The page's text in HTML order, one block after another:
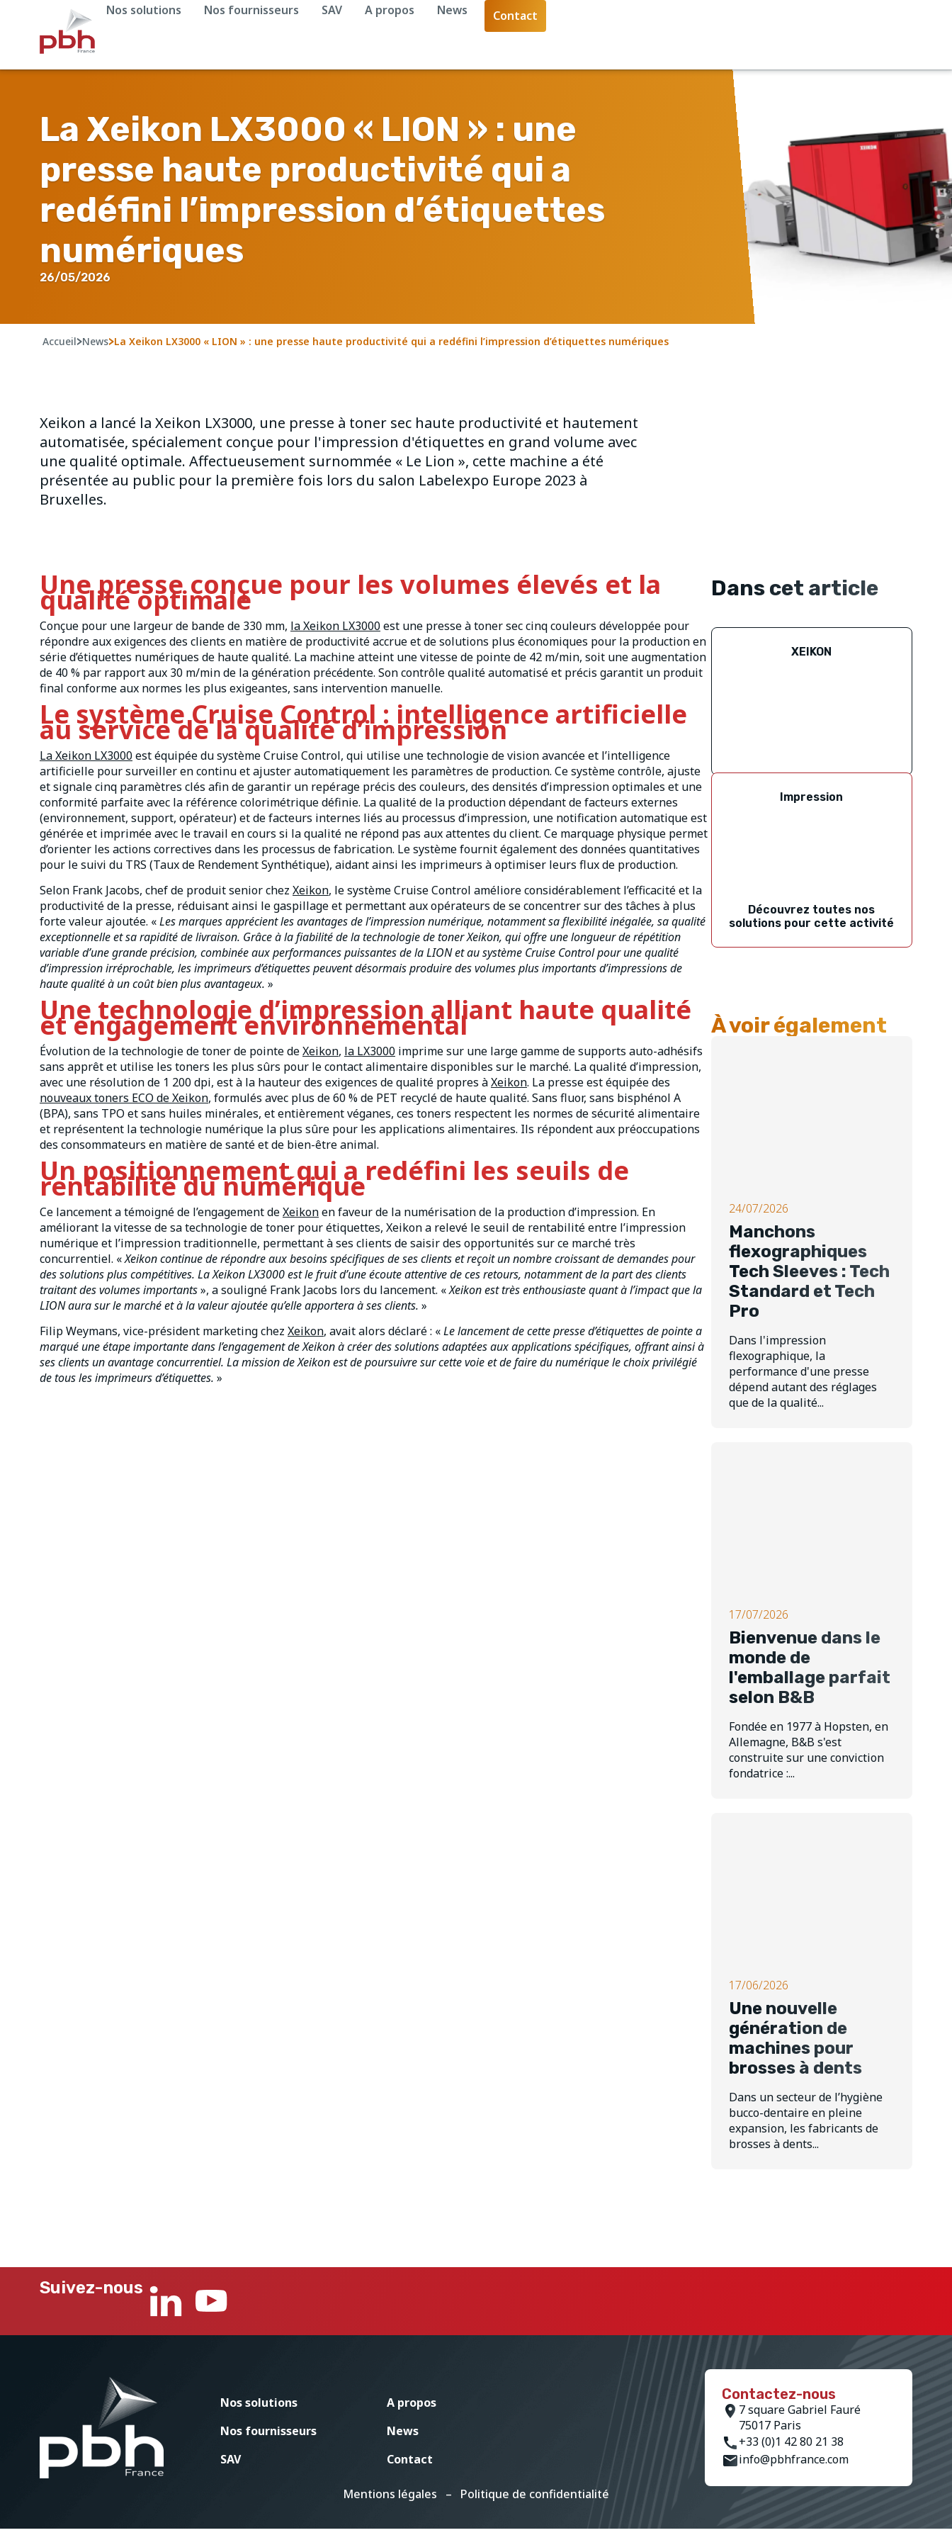
Nos solutions Nos fournisseurs SAV A propos News Contact
La Xeikon LX3000 « LION » : une
presse haute productivité qui a
redéfini l’impression d’étiquettes
numériques
26/05/2026
Accueil>News>La Xeikon LX3000 « LION » : une presse haute productivité qui a redéfini l’impression d’étiquettes numériques
Xeikon a lancé la Xeikon LX3000, une presse à toner sec haute productivité et hautement
automatisée, spécialement conçue pour l'impression d'étiquettes en grand volume avec
une qualité optimale. Affectueusement surnommée « Le Lion », cette machine a été
présentée au public pour la première fois lors du salon Labelexpo Europe 2023 à
Bruxelles.
Une presse conçue pour les volumes élevés et la
qualité optimale
Conçue pour une largeur de bande de 330 mm, la Xeikon LX3000est une presse à toner sec cinq couleurs développée pour
répondre aux exigences des clients en matière de productivité accrue et de solutions plus économiques pour la production en
série d’étiquettes numériques de haute qualité. La machine atteint une vitesse de pointe de 42 m/min, soit une augmentation
de 40 % par rapport aux 30 m/min de la génération précédente. Son contrôle qualité automatisé et précis garantit un produit
final conforme aux normes les plus exigeantes, sans intervention manuelle.
Le système Cruise Control : intelligence artificielle
au service de la qualité d’impression
La Xeikon LX3000est équipée du système Cruise Control, qui utilise une technologie de vision avancée et l’intelligence
artificielle pour surveiller en continu et ajuster automatiquement les paramètres de production. Ce système contrôle, ajuste
et signale cinq paramètres clés afin de garantir un repérage précis des couleurs, des densités d’impression optimales et une
conformité parfaite avec la référence colorimétrique définie. La qualité de la production dépendant de facteurs externes
(environnement, support, opérateur) et de facteurs internes liés au processus d’impression, une notification automatique est
générée et imprimée avec le travail en cours si la qualité ne répond pas aux attentes du client. Ce marquage physique permet
d’orienter les actions correctives dans les processus de fabrication. Le système fournit également des données quantitatives
pour le suivi du TRS (Taux de Rendement Synthétique), aidant ainsi les imprimeurs à optimiser leurs flux de production.
Selon Frank Jacobs, chef de produit senior chez Xeikon, le système Cruise Control améliore considérablement l’efficacité et la
productivité de la presse, réduisant ainsi le gaspillage et permettant aux opérateurs de se concentrer sur des tâches à plus
forte valeur ajoutée. «Les marques apprécient les avantages de l’impression numérique, notamment sa flexibilité inégalée, sa qualité
exceptionnelle et sa rapidité de livraison. Grâce à la fiabilité de la technologie de toner Xeikon, qui offre une longueur de répétition
variable d’une grande précision, combinée aux performances puissantes de la LION et au système Cruise Control pour une qualité
d’impression irréprochable, les imprimeurs d’étiquettes peuvent désormais produire des volumes plus importants d’impressions de
haute qualité à un coût bien plus avantageux. »
Une technologie d’impression alliant haute qualité
et engagement environnemental
Évolution de la technologie de toner de pointe deXeikon, la LX3000 imprime sur une large gamme de supports auto-adhésifs
sans apprêt et utilise les toners les plus sûrs pour le contact alimentaire disponibles sur le marché. La qualité d’impression,
avec une résolution de 1 200 dpi, est à la hauteur des exigences de qualité propres àXeikon. La presse est équipée des
nouveaux toners ECO de Xeikon, formulés avec plus de 60 % de PET recyclé de haute qualité. Sans fluor, sans bisphénol A
(BPA), sans TPO et sans huiles minérales, et entièrement véganes, ces toners respectent les normes de sécurité alimentaire
et représentent la technologie numérique la plus sûre pour les applications alimentaires. Ils répondent aux préoccupations
des consommateurs en matière de santé et de bien-être animal.
Un positionnement qui a redéfini les seuils de
rentabilité du numérique
Ce lancement a témoigné de l’engagement deXeikonen faveur de la numérisation de la production d’impression. En
améliorant la vitesse de sa technologie de toner pour étiquettes, Xeikon a relevé le seuil de rentabilité entre l’impression
numérique et l’impression traditionnelle, permettant à ses clients de saisir des opportunités sur ce marché très
concurrentiel. «Xeikon continue de répondre aux besoins spécifiques de ses clients et reçoit un nombre croissant de demandes pour
des solutions plus compétitives. La Xeikon LX3000 est le fruit d’une écoute attentive de ces retours, notamment de la part des clients
traitant des volumes importants», a souligné Frank Jacobs lors du lancement. «Xeikon est très enthousiaste quant à l’impact que la
LION aura sur le marché et à la valeur ajoutée qu’elle apportera à ses clients. »
Filip Weymans, vice-président marketing chez Xeikon, avait alors déclaré : «Le lancement de cette presse d’étiquettes de pointe a
marqué une étape importante dans l’engagement de Xeikon à créer des solutions adaptées aux applications spécifiques, offrant ainsi à
ses clients un avantage concurrentiel. La mission de Xeikon est de poursuivre sur cette voie et de faire du numérique le choix privilégié
de tous les imprimeurs d’étiquettes. »
Dans cet article
XEIKON
Impression
Découvrez toutes nos
solutions pour cette activité
À voir également
24/07/2026
Manchons
flexographiques
Tech Sleeves : Tech
Standard et Tech
Pro
Dans l'impression
flexographique, la
performance d'une presse
dépend autant des réglages
que de la qualité...
17/07/2026
Bienvenue dans le
monde de
l'emballage parfait
selon B&B
Fondée en 1977 à Hopsten, en
Allemagne, B&B s'est
construite sur une conviction
fondatrice :...
17/06/2026
Une nouvelle
génération de
machines pour
brosses à dents
Dans un secteur de l’hygiène
bucco-dentaire en pleine
expansion, les fabricants de
brosses à dents...
Suivez-nous
Nos solutions
Nos fournisseurs
SAV
A propos
News
Contact
Contactez-nous
7 square Gabriel Fauré
75017 Paris
+33 (0)1 42 80 21 38
info@pbhfrance.com
Mentions légales – Politique de confidentialité